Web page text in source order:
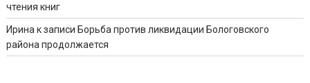
чтения книг
Ирина к записи Борьба против ликвидации Бологовского
района продолжается